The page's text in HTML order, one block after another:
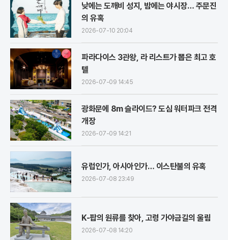
낮에는 도깨비 성지, 밤에는 야시장… 주문진
의 유혹
2026-07-10 20:04
파라다이스 3관왕, 라 리스트가 뽑은 최고 호
텔
2026-07-09 14:45
광화문에 8m 슬라이드? 도심 워터파크 전격
개장
2026-07-09 14:21
유럽인가, 아시아인가… 이스탄불의 유혹
2026-07-08 23:49
K-팝의 원류를 찾아, 고령 가야금길의 울림
2026-07-08 14:20